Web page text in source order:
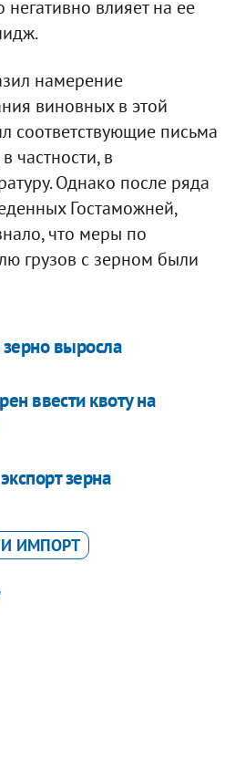
негативно влияет на ее
намерение
виновных в этой
соответствующие письма
частности, в
Однако после ряда
Гостаможней,
что меры по
грузов с зерном были
выросла
ввести квоту на
зерна
ИМПОРТ